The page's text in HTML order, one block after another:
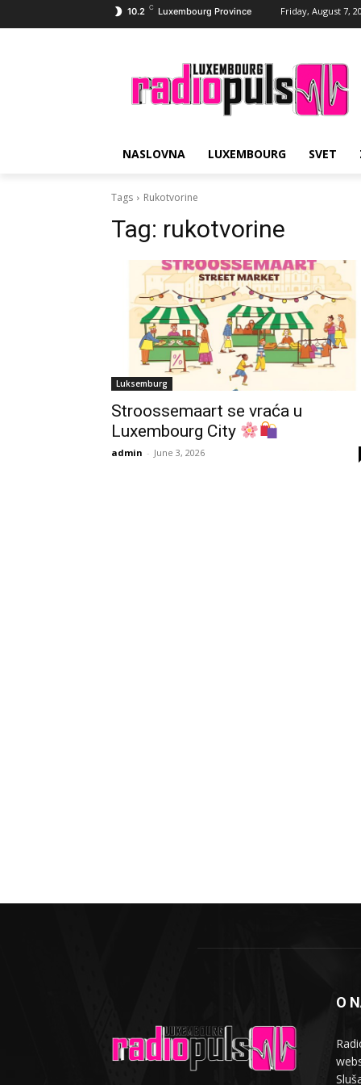
10.2 C Luxembourg Province Friday, August 7,
NASLOVNA LUXEMBOURG SVET
Tags Rukotvorine
Tag: rukotvorine
Luksemburg
Stroossemaart se vraća u
Luxembourg City
admin - June 3, 2026
O